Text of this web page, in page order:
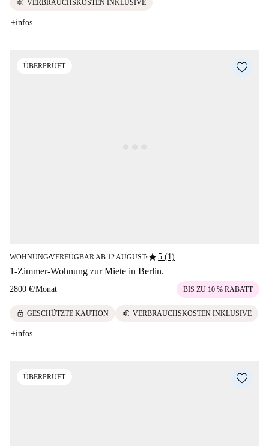
euro VERBRAUCHSKOSTEN INKLUSIVE
+infos
ÜBERPRÜFT
WOHNUNG■VERFÜGBAR AB 12 AUGUST■star5 (1)
1-Zimmer-Wohnung zur Miete in Berlin.
2800 €/Monat BIS ZU 10 % RABATT
lock GESCHÜTZTE KAUTION euro VERBRAUCHSKOSTEN INKLUSIVE
+infos
ÜBERPRÜFT